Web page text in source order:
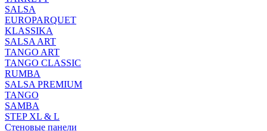
SALSA
EUROPARQUET
KLASSIKA
SALSA ART
TANGO ART
TANGO CLASSIC
RUMBA
SALSA PREMIUM
TANGO
SAMBA
STEP XL & L
Стеновые панели